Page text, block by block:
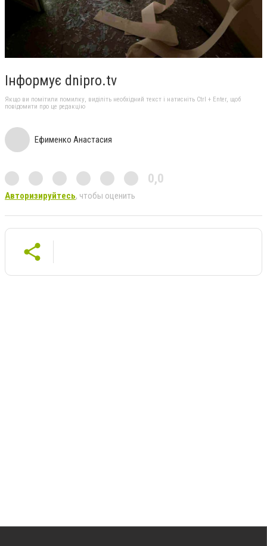
Інформує dnipro.tv
Якщо ви помітили помилку, виділіть необхідний текст і натисніть Ctrl + Enter, щоб
повідомити про це редакцію
Ефименко Анастасия
0,0
Авторизируйтесь, чтобы оценить